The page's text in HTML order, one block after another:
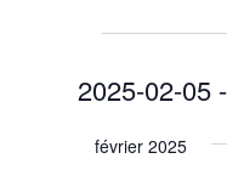
2025-02-05 -
unefévrier 2025